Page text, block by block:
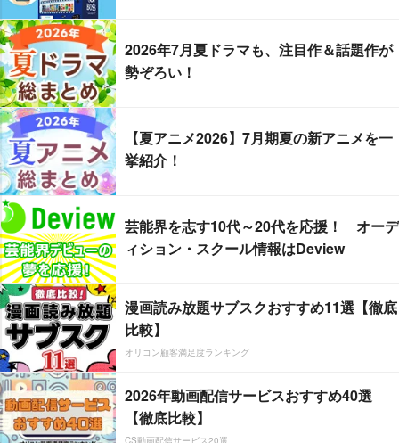
2026年7月夏ドラマも、注目作＆話題作が
勢ぞろい！
【夏アニメ2026】7月期夏の新アニメを一
挙紹介！
芸能界を志す10代～20代を応援！ オーデ
ィション・スクール情報はDeview
漫画読み放題サブスクおすすめ11選【徹底
比較】
オリコン顧客満足度ランキング
2026年動画配信サービスおすすめ40選
【徹底比較】
CS動画配信サービス20選